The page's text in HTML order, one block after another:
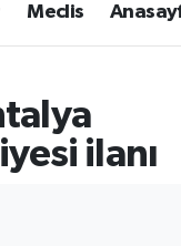
Meclis
ilanı